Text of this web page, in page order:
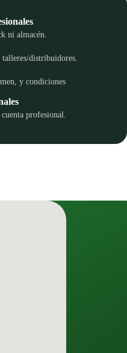
ni almacén.
distribuidores.
y condiciones
profesional.